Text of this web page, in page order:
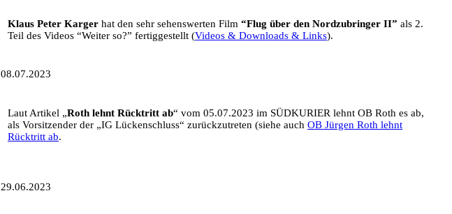
Klaus Peter Karger hat den sehr sehenswerten Film “Flug über den Nordzubringer II” als 2.
Teil des Videos “Weiter so?” fertiggestellt (Videos & Downloads & Links).
08.07.2023
Laut Artikel „Roth lehnt Rücktritt ab“ vom 05.07.2023 im SÜDKURIER lehnt OB Roth es ab,
als Vorsitzender der „IG Lückenschluss“ zurückzutreten (siehe auch OB Jürgen Roth lehnt
Rücktritt ab.
29.06.2023